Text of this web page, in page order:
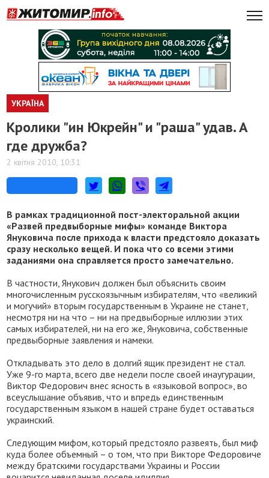
УКРАЇНА
Кролики "ин Юкрейн" и "раша" удав. А
где дружба?
2 квітня 2010, 10:31
В рамках традиционной пост-электоральной акции
«Развей предвыборные мифы» команде Виктора
Януковича после прихода к власти предстояло доказать
сразу несколько вещей. И пока что со всеми этими
заданиями она справляется просто замечательно.
В частности, Янукович должен был объяснить своим
многочисленным русскоязычным избирателям, что «великий
и могучий» вторым государственным в Украине не станет,
несмотря ни на что – ни на предвыборные иллюзии этих
самых избирателей, ни на его же, Януковича, собственные
предвыборные заявления и намеки.
Откладывать это дело в долгий ящик президент не стал.
Уже 9-го марта, всего две недели после своей инаугурации,
Виктор Федорович внес ясность в «языковой вопрос», во
всеуслышание объявив, что и впредь единственным
государственным языком в нашей стране будет оставаться
украинский.
Следующим мифом, который предстояло развеять, был миф
куда более объемный – о том, что при Викторе Федоровиче
между братскими государствами Украины и России